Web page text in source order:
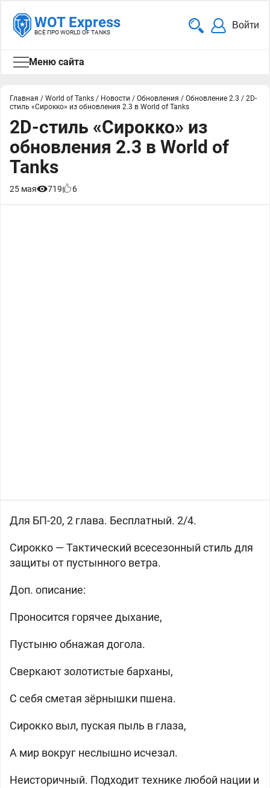
WOT Express
ВСЁ ПРО WORLD OF TANKS
Войти
Меню сайта
Главная / World of Tanks / Новости / Обновления / Обновление 2.3 / 2D-
стиль «Сирокко» из обновления 2.3 в World of Tanks
2D-стиль «Сирокко» из
обновления 2.3 в World of
Tanks
25 мая 719 6
Для БП-20, 2 глава. Бесплатный. 2/4.
Сирокко — Тактический всесезонный стиль для
защиты от пустынного ветра.
Доп. описание:
Проносится горячее дыхание,
Пустыню обнажая догола.
Сверкают золотистые барханы,
С себя сметая зёрнышки пшена.
Сирокко выл, пуская пыль в глаза,
А мир вокруг неслышно исчезал.
Неисторичный. Подходит технике любой нации и